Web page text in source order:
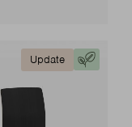
Update